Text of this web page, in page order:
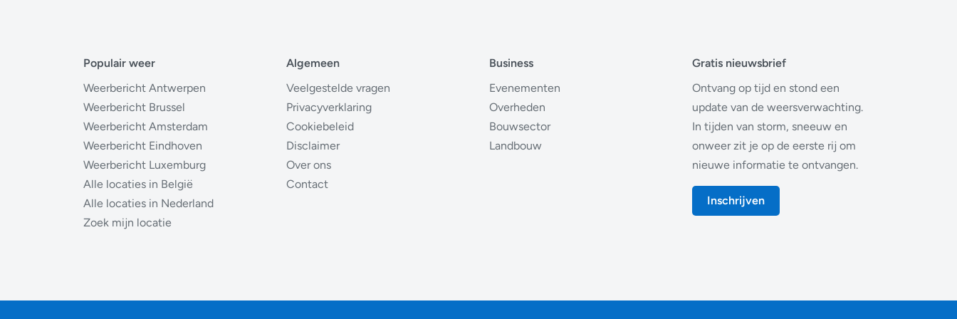
Populair weer
Weerbericht Antwerpen
Weerbericht Brussel
Weerbericht Amsterdam
Weerbericht Eindhoven
Weerbericht Luxemburg
Alle locaties in België
Alle locaties in Nederland
Zoek mijn locatie
Algemeen
Veelgestelde vragen
Privacyverklaring
Cookiebeleid
Disclaimer
Over ons
Contact
Business
Evenementen
Overheden
Bouwsector
Landbouw
Gratis nieuwsbrief
Ontvang op tijd en stond een
update van de weersverwachting.
In tijden van storm, sneeuw en
onweer zit je op de eerste rij om
nieuwe informatie te ontvangen.
Inschrijven